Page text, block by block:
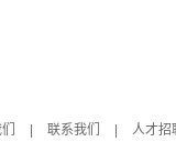
联系我们 人才招